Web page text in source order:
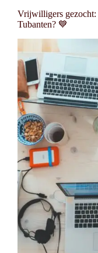
Vrijwilligers gezocht:
Tubanten? 💙